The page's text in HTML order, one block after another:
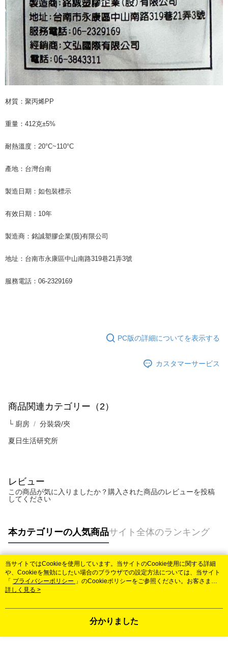
行使したい場合は、ネットプロテクションズcs_tw@netprotections.co.jp
にご連絡ください。上記に示した個人情報を、必要な購入注文書とあわせ
てAFTEEにご提供いただく、またはAFTEEにあなたの個人情報の収集、処
理、利用を許可することににご同意いただけない場合は、当サービスを選
択しないでください。
材質：聚丙烯PP
重量：412克±5%
耐熱溫度：20°C~110°C
產地：台灣台南
製造日期：如包裝標示
有效日期：10年
製造商：銘誠塑膠企業(股)有限公司
地址：台南市永康區中山南路319巷21弄3號
服務電話：06-2329169
PC版の詳細についてを表示する
カスタマーサービス
商品関連カテゴリー（2）
└ 廚房 分裝袋/夾
夏日生活研究所
レビュー
この商品が気に入りましたか？購入された商品のレビューを投稿
してください
本カテゴリーの人気商品サイト全体のランキング
人気タグ
当サイトではCookieを使用しています。当サイトのCookie使用に関する詳細
や、Cookieを無効にしたい場合のブラウザでの設定方法については、当サイト
「 プライバシーポリシー 」のCookieポリシーをご参照ください。お客さま
が、当サイトを引き続き使用される場合、当社がサイト利用規約のCookieポリ
詳しく見る >
分かりました